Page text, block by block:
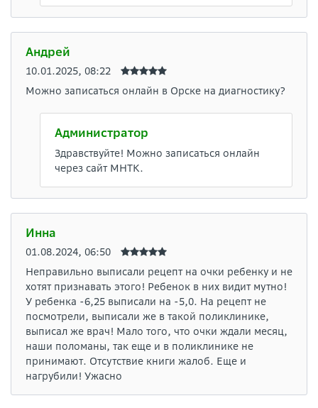
Андрей
10.01.2025, 08:22
Можно записаться онлайн в Орске на диагностику?
Администратор
Здравствуйте! Можно записаться онлайн
через сайт МНТК.
Инна
01.08.2024, 06:50
Неправильно выписали рецепт на очки ребенку и не
хотят признавать этого! Ребенок в них видит мутно!
У ребенка -6,25 выписали на -5,0. На рецепт не
посмотрели, выписали же в такой поликлинике,
выписал же врач! Мало того, что очки ждали месяц,
наши поломаны, так еще и в поликлинике не
принимают. Отсутствие книги жалоб. Еще и
нагрубили! Ужасно